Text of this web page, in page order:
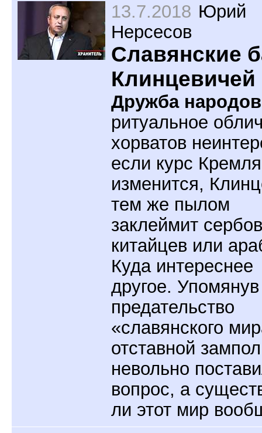
13.7.2018 Юрий
Нерсесов
Славянские
Клинцевичей
Дружба
ритуальное
хорватов
если курс Кремля
изменится,
тем же пылом
заклеймит
китайцев или
Куда интереснее
другое.
предательство
«славянского
отставной
невольно
вопрос, а
ли этот мир